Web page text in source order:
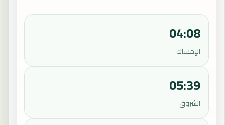
04:08
الإمساك
05:39
الشروق